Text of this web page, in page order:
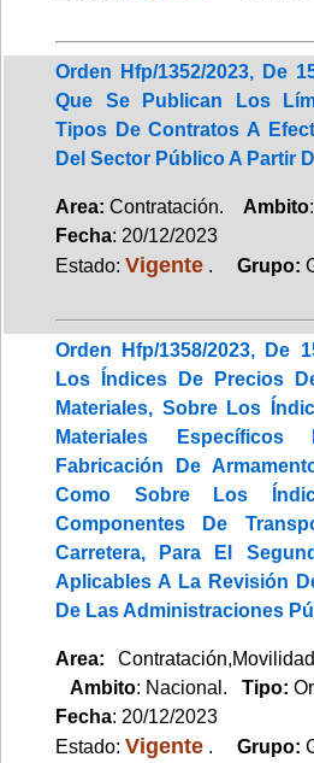
Orden Hfp/1352/2023, De
Que Se Publican Los
Tipos De Contratos A
Del Sector Público A Partir
Area: Contratación. Ambito
Fecha: 20/12/2023
Estado: Vigente . Grupo:
Orden Hfp/1358/2023, De
Los Índices De Precios
Materiales, Sobre Los
Materiales
Fabricación De
Como Sobre Los
Componentes De
Carretera, Para El
Aplicables A La Revisión
De Las Administraciones
Area:
Ambito: Nacional. Tipo:
Fecha: 20/12/2023
Estado: Vigente . Grupo: